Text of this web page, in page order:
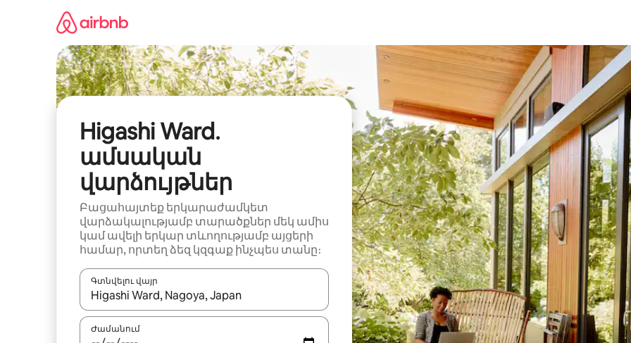
բովանդակությանը
Higashi Ward․
ամսական
վարձույթներ
Բացահայտեք երկարաժամկետ
վարձակալությամբ տարածքներ մեկ ամիս
կամ ավելի երկար տևողությամբ այցերի
համար, որտեղ ձեզ կզգաք ինչպես տանը։
Գտնվելու վայր
Երբ արդյունքները հասանելի լինեն, սլաքների ստեղներով նավարկեք վեր և վար կամ ուսումնասիրեք
Ժամանում